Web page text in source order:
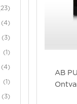
AB
23item
4item
3item
1 item
4item
1 item
3item